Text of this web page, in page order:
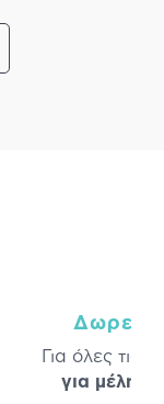
Δωρεάν
Για όλες τις
για μέλη